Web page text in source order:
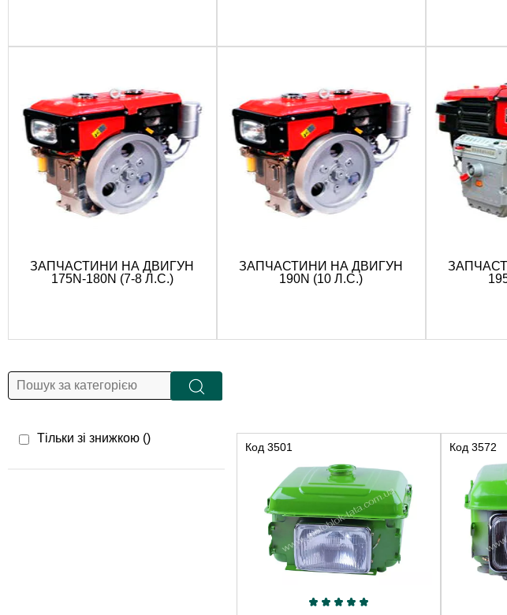
ЗАПЧАСТИНИ НА ДВИГУН
175N-180N (7-8 Л.С.)
ЗАПЧАСТИНИ НА ДВИГУН
190N (10 Л.С.)
Тільки зі знижкою ()
Код 3501 Код 3572